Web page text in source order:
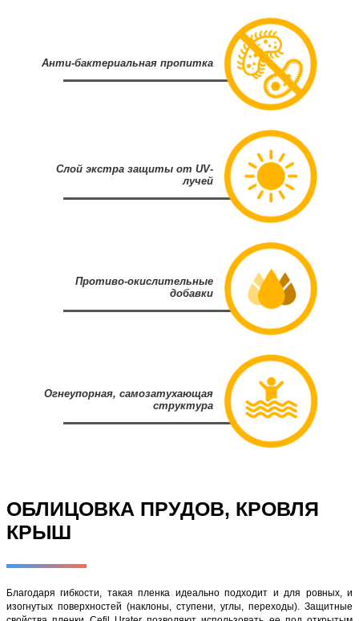
Анти-бактериальная пропитка
Cлой экстра защиты от UV-
лучей
Противо-окислительные
добавки
Огнеупорная, самозатухающая
структура
ОБЛИЦОВКА ПРУДОВ, КРОВЛЯ
КРЫШ
Благодаря гибкости, такая пленка идеально подходит и для ровных, и
изогнутых поверхностей (наклоны, ступени, углы, переходы). Защитные